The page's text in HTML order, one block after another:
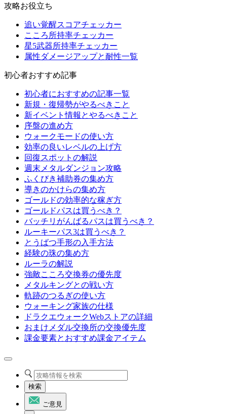
攻略お役立ち
追い覚醒スコアチェッカー
こころ所持率チェッカー
星5武器所持率チェッカー
属性ダメージアップと耐性一覧
初心者おすすめ記事
初心者におすすめの記事一覧
新規・復帰勢がやるべきこと
新イベント情報とやるべきこと
序盤の進め方
ウォークモードの使い方
効率の良いレベルの上げ方
回復スポットの解説
週末メタルダンジョン攻略
ふくびき補助券の集め方
導きのかけらの集め方
ゴールドの効率的な稼ぎ方
ゴールドパスは買うべき？
バッチリがんばるパスは買うべき？
ルーキーパス3は買うべき？
とうばつ手形の入手方法
経験の珠の集め方
ルーラの解説
強敵こころ交換券の優先度
メタルキングとの戦い方
軌跡のつるぎの使い方
ウォーキング家族の仕様
ドラクエウォークWebストアの詳細
おまけメダル交換所の交換優先度
課金要素とおすすめ課金アイテム
検索
ご意見